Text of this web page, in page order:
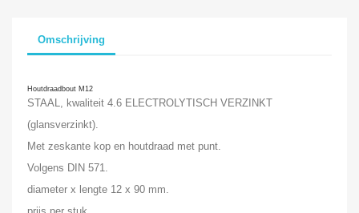
Omschrijving
Houtdraadbout M12
STAAL, kwaliteit 4.6 ELECTROLYTISCH VERZINKT
(glansverzinkt).
Met zeskante kop en houtdraad met punt.
Volgens DIN 571.
diameter x lengte 12 x 90 mm.